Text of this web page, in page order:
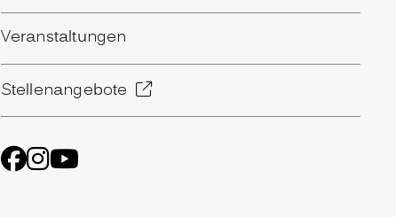
Veranstaltungen
Stellenangebote